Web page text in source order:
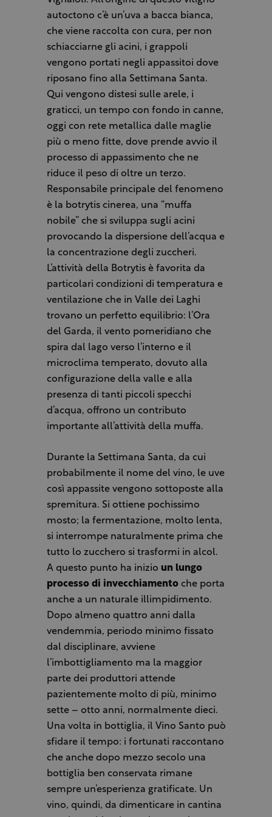
autoctono c’è un’uva a bacca bianca,
che viene raccolta con cura, per non
schiacciarne gli acini, i grappoli
vengono portati negli appassitoi dove
riposano fino alla Settimana Santa.
Qui vengono distesi sulle arele, i
graticci, un tempo con fondo in canne,
oggi con rete metallica dalle maglie
più o meno fitte, dove prende avvio il
processo di appassimento che ne
riduce il peso di oltre un terzo.
Responsabile principale del fenomeno
è la botrytis cinerea, una “muffa
nobile” che si sviluppa sugli acini
provocando la dispersione dell’acqua e
la concentrazione degli zuccheri.
L’attività della Botrytis è favorita da
particolari condizioni di temperatura e
ventilazione che in Valle dei Laghi
trovano un perfetto equilibrio: l’Ora
del Garda, il vento pomeridiano che
spira dal lago verso l’interno e il
microclima temperato, dovuto alla
configurazione della valle e alla
presenza di tanti piccoli specchi
d’acqua, offrono un contributo
importante all’attività della muffa.
Durante la Settimana Santa, da cui
probabilmente il nome del vino, le uve
così appassite vengono sottoposte alla
spremitura. Si ottiene pochissimo
mosto; la fermentazione, molto lenta,
si interrompe naturalmente prima che
tutto lo zucchero si trasformi in alcol.
A questo punto ha inizio un lungo
processo di invecchiamentoche porta
anche a un naturale illimpidimento.
Dopo almeno quattro anni dalla
vendemmia, periodo minimo fissato
dal disciplinare, avviene
l’imbottigliamento ma la maggior
parte dei produttori attende
pazientemente molto di più, minimo
sette – otto anni, normalmente dieci.
Una volta in bottiglia, il Vino Santo può
sfidare il tempo: i fortunati raccontano
che anche dopo mezzo secolo una
bottiglia ben conservata rimane
sempre un’esperienza gratificate. Un
vino, quindi, da dimenticare in cantina